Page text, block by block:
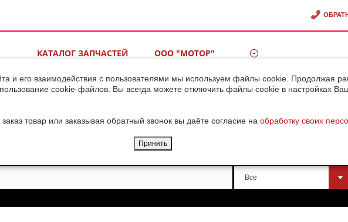
и его взаимодействия с пользователями мы используем файлы cookie. Продолжая
cookie-файлов. Вы всегда можете отключить файлы cookie в настройках
товар или заказывая обратный звонок вы даёте согласие на обработку своих
Принять
КАТАЛОГ ЗАПЧАСТЕЙ ООО "МОТОР"
ВИДЕОГАЛЕРЕЯ КОНТАКТЫ
Все